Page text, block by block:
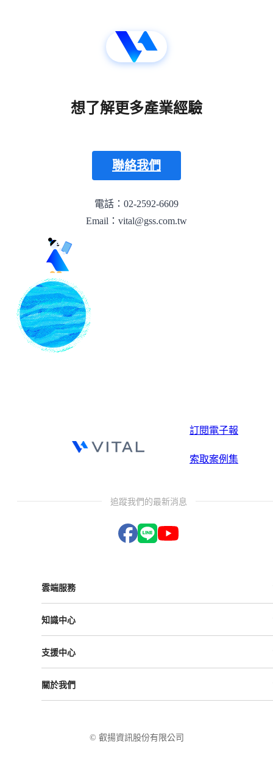
想了解更多產業經驗
聯絡我們
電話：02-2592-6609
Email：vital@gss.com.tw
訂閱電子報
索取案例集
追蹤我們的最新消息
雲端服務
Vital NetZero
Vital Finance
Vital OD
知識中心
成功案例
支援中心
解決方案
關於我們
使用條款© 叡揚資訊股份有限公司